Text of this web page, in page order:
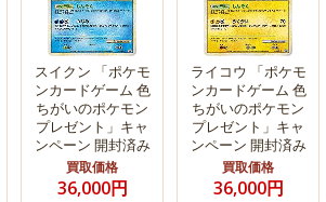
スイクン 「ポケモ
ンカードゲーム 色
ちがいのポケモン
プレゼント」キャ
ンペーン 開封済み
買取価格
36,000円
ライコウ 「ポケモ
ンカードゲーム 色
ちがいのポケモン
プレゼント」キャ
ンペーン 開封済み
買取価格
36,000円